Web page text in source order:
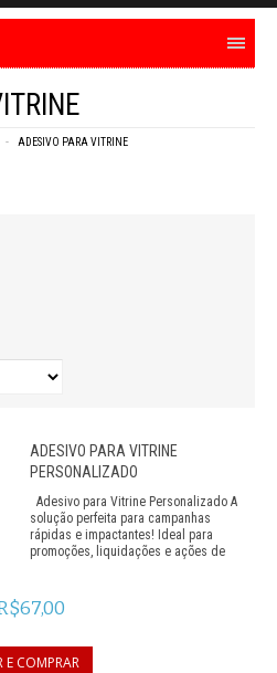
ADESIVO PARA VITRINE
ADESIVO PARA VITRINE
PERSONALIZADO
Adesivo para Vitrine Personalizado A
solução perfeita para campanhas
rápidas e impactantes! Ideal para
promoções, liquidações e ações de
E COMPRAR